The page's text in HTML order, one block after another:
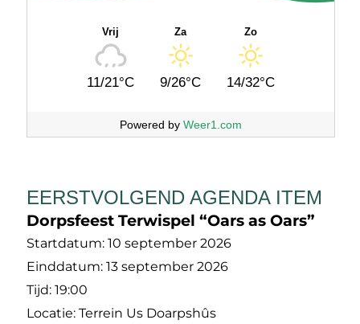
Vrij
11/21°C
Za
9/26°C
Zo
14/32°C
Powered by Weer1.com
EERSTVOLGEND AGENDA ITEM
Dorpsfeest Terwispel “Oars as Oars”
Startdatum: 10 september 2026
Einddatum: 13 september 2026
Tijd: 19:00
Locatie: Terrein Us Doarpshûs